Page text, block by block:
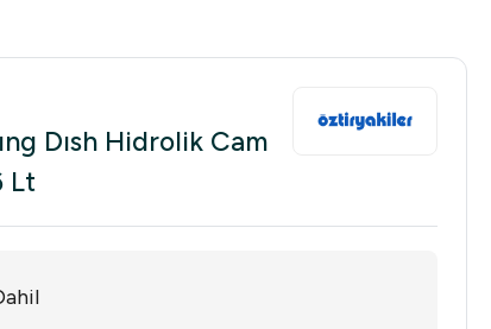
Dısh Hidrolik Cam
Lt